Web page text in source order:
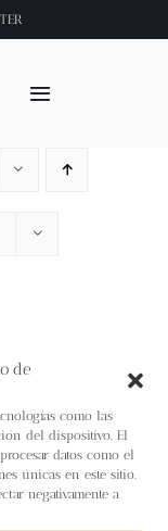
de
como las
del dispositivo. El
datos como el
únicas en este sitio.
negativamente a
Toggle